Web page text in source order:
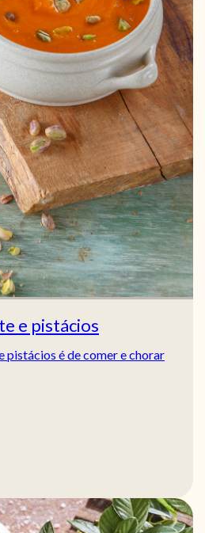
e pistácios
pistácios é de comer e chorar